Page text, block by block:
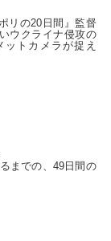
リの20日間』監督
ウクライナ侵攻の
トカメラが捉え
までの、49日間の